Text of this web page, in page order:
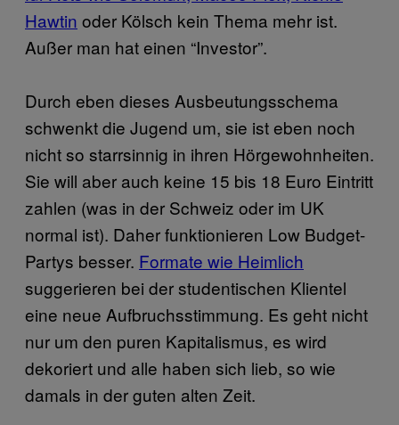
Hawtin oder Kölsch kein Thema mehr ist.
Außer man hat einen “Investor”.
Durch eben dieses Ausbeutungsschema
schwenkt die Jugend um, sie ist eben noch
nicht so starrsinnig in ihren Hörgewohnheiten.
Sie will aber auch keine 15 bis 18 Euro Eintritt
zahlen (was in der Schweiz oder im UK
normal ist). Daher funktionieren Low Budget-
Partys besser. Formate wie Heimlich
suggerieren bei der studentischen Klientel
eine neue Aufbruchsstimmung. Es geht nicht
nur um den puren Kapitalismus, es wird
dekoriert und alle haben sich lieb, so wie
damals in der guten alten Zeit.